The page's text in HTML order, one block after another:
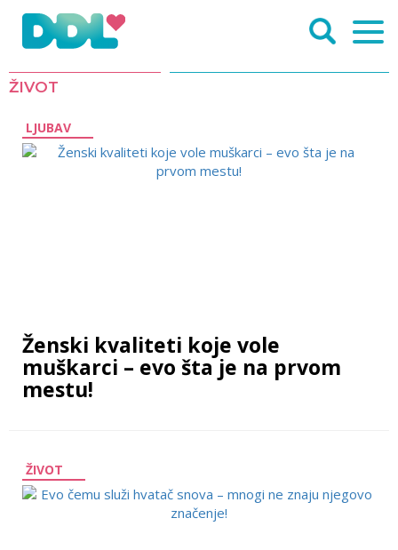
ŽIVOT
LJUBAV
Ženski kvaliteti koje vole
muškarci – evo šta je na prvom
mestu!
ŽIVOT